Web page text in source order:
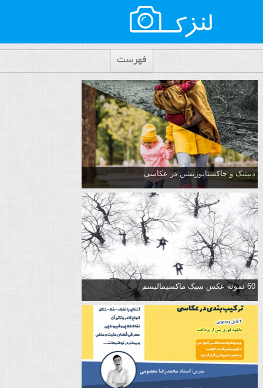
فهرست
دیپتیک و جاکستا‌پوزیشن در عکاسی
60 نمونه عکس سبک ماکسیمالیسم